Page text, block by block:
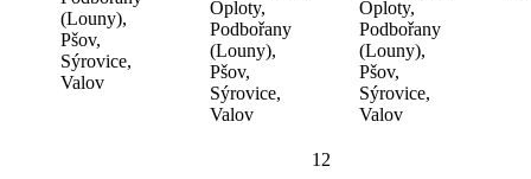
(Louny),
Pšov,
Sýrovice,
Valov
Oploty,
Podbořany
(Louny),
Pšov,
Sýrovice,
Valov
Oploty,
Podbořany
(Louny),
Pšov,
Sýrovice,
Valov
12